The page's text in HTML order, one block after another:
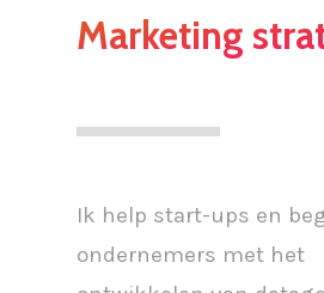
Marketing
Ik help start-ups en
ondernemers met het